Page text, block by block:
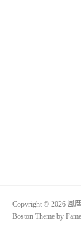
Copyright © 2026 風
Boston Theme by